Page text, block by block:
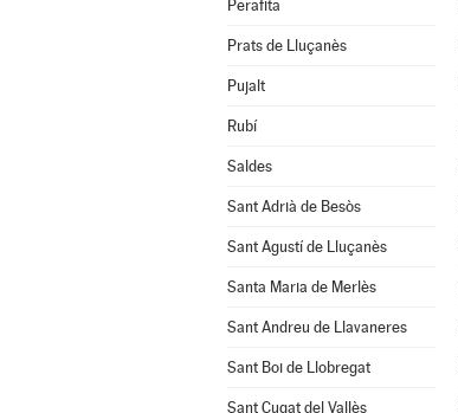
Perafita
Prats de Lluçanès
Pujalt
Rubí
Saldes
Sant Adrià de Besòs
Sant Agustí de Lluçanès
Santa Maria de Merlès
Sant Andreu de Llavaneres
Sant Boi de Llobregat
Sant Cugat del Vallès